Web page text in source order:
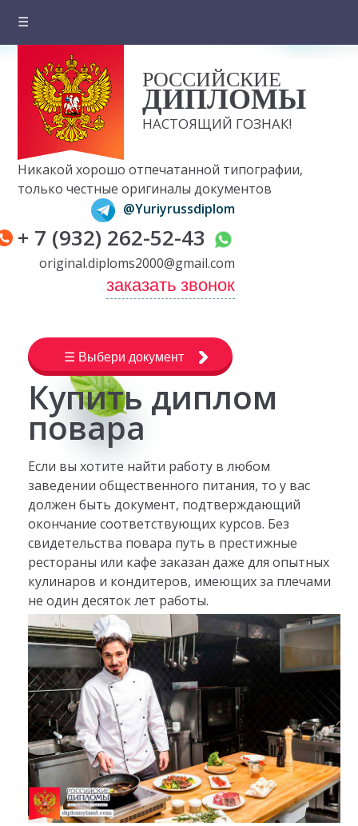
☰
О компании
Цены на документы
Вопросы и ответы
Отзывы клиентов
Оплата и доставка
Контакты
РОССИЙСКИЕ
ДИПЛОМЫ
НАСТОЯЩИЙ ГОЗНАК!
Никакой хорошо отпечатанной типографии,
только честные оригиналы документов
@Yuriyrussdiplom
+ 7 (932) 262-52-43
original.diploms2000@gmail.com
заказать звонок
☰ Выбери документ
Купить диплом
повара
Если вы хотите найти работу в любом
заведении общественного питания, то у вас
должен быть документ, подтверждающий
окончание соответствующих курсов. Без
свидетельства повара путь в престижные
рестораны или кафе заказан даже для опытных
кулинаров и кондитеров, имеющих за плечами
не один десяток лет работы.